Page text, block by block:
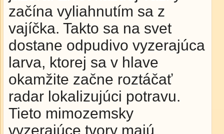
začína vyliahnutím sa z
vajíčka. Takto sa na svet
dostane odpudivo vyzerajúca
larva, ktorej sa v hlave
okamžite začne roztáčať
radar lokalizujúci potravu.
Tieto mimozemsky
vyzerajúce tvory majú